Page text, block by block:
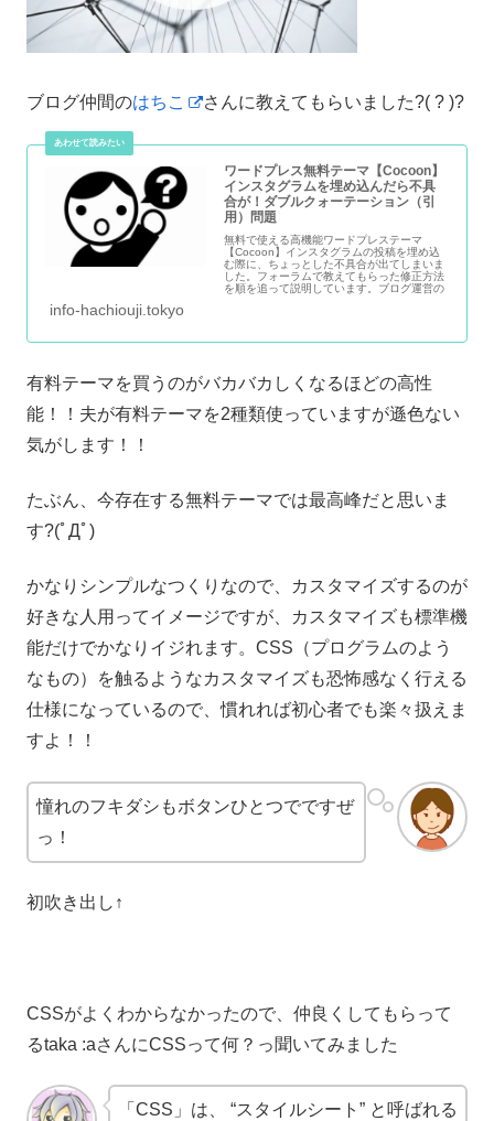
ブログ仲間のはちこ さんに教えてもらいました?( ? )?
ワードプレス無料テーマ【Cocoon】
インスタグラムを埋め込んだら不具
合が！ダブルクォーテーション（引
用）問題
無料で使える高機能ワードプレステーマ
【Cocoon】インスタグラムの投稿を埋め込
む際に、ちょっとした不具合が出てしまいま
した。フォーラムで教えてもらった修正方法
を順を追って説明しています。ブログ運営の
info-hachiouji.tokyo
有料テーマを買うのがバカバカしくなるほどの高性
能！！夫が有料テーマを2種類使っていますが遜色ない
気がします！！
たぶん、今存在する無料テーマでは最高峰だと思いま
す?(ﾟДﾟ)
かなりシンプルなつくりなので、カスタマイズするのが
好きな人用ってイメージですが、カスタマイズも標準機
能だけでかなりイジれます。CSS（プログラムのよう
なもの）を触るようなカスタマイズも恐怖感なく行える
仕様になっているので、慣れれば初心者でも楽々扱えま
すよ！！
憧れのフキダシもボタンひとつでですぜ
っ！
初吹き出し↑
CSSがよくわからなかったので、仲良くしてもらって
るtaka :aさんにCSSって何？っ聞いてみました
「CSS」は、 “スタイルシート” と呼ばれる